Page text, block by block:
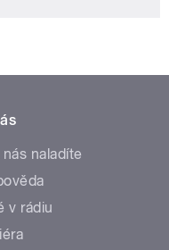
nás naladíte
v rádiu